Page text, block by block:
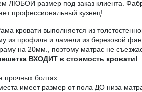
ЛЮБОЙ размер под заказ клиента.
профессиональный кузнец!
кровати выполняется из
из профиля и ламели из березовой
на 20мм., поэтому матрас не
ВХОДИТ в стоимость кровати!
прочных болтах.
имеет размер от пола ДО низа